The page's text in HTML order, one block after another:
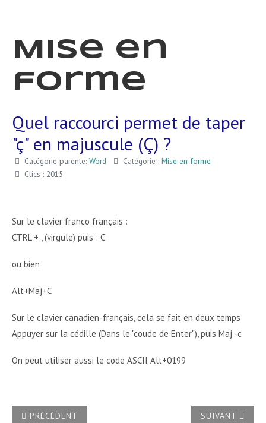
Mise en
forme
Quel raccourci permet de taper
"ç" en majuscule (Ç) ?
Catégorie parente: Word Catégorie : Mise en forme
Clics : 2015
Sur le clavier franco français :
CTRL + , (virgule) puis : C
ou bien
Alt+Maj+C
Sur le clavier canadien-français, cela se fait en deux temps
Appuyer sur la cédille (Dans le "coude de Enter"), puis Maj -c
On peut utiliser aussi le code ASCII Alt+0199
ARTICLE PRÉCÉDENT : QUEL EST L'OBJET DE L'INSPECTEUR
PRÉCÉDENT ARTICLE
SUIVANT